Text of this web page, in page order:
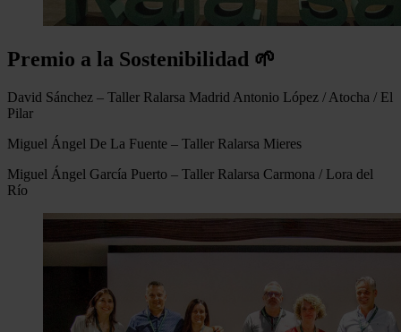
Premio a la Sostenibilidad 🌱
David Sánchez – Taller Ralarsa Madrid Antonio López / Atocha / El
Pilar
Miguel Ángel De La Fuente – Taller Ralarsa Mieres
Miguel Ángel García Puerto – Taller Ralarsa Carmona / Lora del
Río